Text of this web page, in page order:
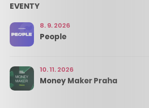
EVENTY
8. 9. 2026
People
10. 11. 2026
Money Maker Praha